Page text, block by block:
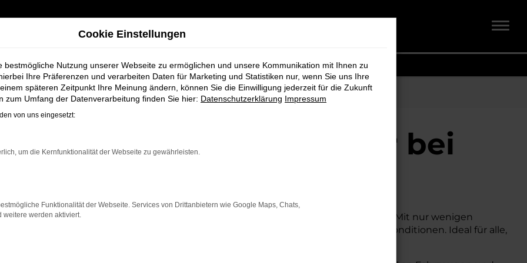
für Stuhr bei Schmidt + Koch
Jahreswagen für Stuhr bei
alle, die für Stuhr ein nahezu neues Fahrzeug zu einem attraktiven Preis suchen. Mit nur wenigen
dieser Jahreswagen die Vorteile eines Neuwagens, aber zu deutlich besseren Konditionen. Ideal für alle,
Preis möchten.
Cookie Einstellungen
bestmögliche Nutzung unserer Webseite zu ermöglichen und unsere Kommunikation mit Ihnen zu
Ihre Präferenzen und verarbeiten Daten für Marketing und Statistiken nur, wenn Sie uns Ihre
späteren Zeitpunkt Ihre Meinung ändern, können Sie die Einwilligung jederzeit für die Zukunft
zum Umfang der Datenverarbeitung finden Sie hier: Datenschutzerklärung Impressum
von uns eingesetzt:
um die Kernfunktionalität der Webseite zu gewährleisten.
Funktionalität der Webseite. Services von Drittanbietern wie Google Maps, Chats,
weitere werden aktiviert.